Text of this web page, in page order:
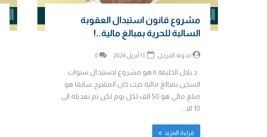
مشروع قانون استبدال العقوبة
السالبة للحرية بمبالغ مالية..!
مدونة المرجل 0
د بلال الخليفة || هو مشروع لاستبدال سنوات
السجن بمبالغ مالية حيث كان المقترح سابقا هو
مبلغ مالي هو 50 الف لكل يوم لكن تم تعديله الى
10 الا...
قراءة المزيد